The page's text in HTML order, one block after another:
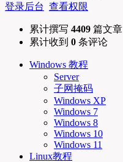
登录后台 查看权限
累计撰写 4409 篇文章
累计收到 0 条评论
Windows 教程
Server
子网掩码
Windows XP
Windows 7
Windows 8
Windows 10
Windows 11
Linux教程